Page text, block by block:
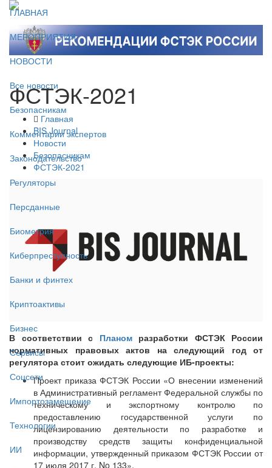
ГЛАВНАЯ
МЕРОПРИЯТИЯ
НОВОСТИ
Все новости
Безопасникам
Комментарии экспертов
Законодательство
Регуляторы
Персданные
Биометрия
Киберпреступность
Банки и финтех
Криптоактивы
Бизнес
Сервисы
Соцсети
Импортозамещение
Технологии
ИИ
ФСТЭК-2021
Главная
BIS Journal
Новости
Безопасникам
ФСТЭК-2021
В соответствии с Планомразработки ФСТЭК России
нормативных правовых актов на следующий год от
регулятора стоит ожидать следующие ИБ-проекты:
Проект приказа ФСТЭК России «О внесении изменений
в Административный регламент Федеральной службы по
техническому и экспортному контролю по
предоставлению государственной услуги по
лицензированию деятельности по разработке и
производству средств защиты конфиденциальной
информации, утвержденный приказом ФСТЭК России от
17 июля 2017 г. No 133».